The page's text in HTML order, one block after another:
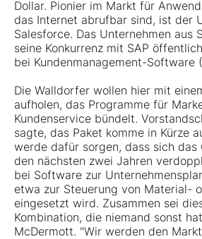
Dollar. Pionier im Markt für
das Internet abrufbar sind, ist der
Salesforce. Das Unternehmen aus
seine Konkurrenz mit SAP
bei Kundenmanagement-Software
Die Walldorfer wollen hier mit
aufholen, das Programme für
Kundenservice bündelt.
sagte, das Paket komme in Kürze
werde dafür sorgen, dass sich das
den nächsten zwei Jahren
bei Software zur
etwa zur Steuerung von Material-
eingesetzt wird. Zusammen sei
Kombination, die niemand sonst
McDermott. "Wir werden den